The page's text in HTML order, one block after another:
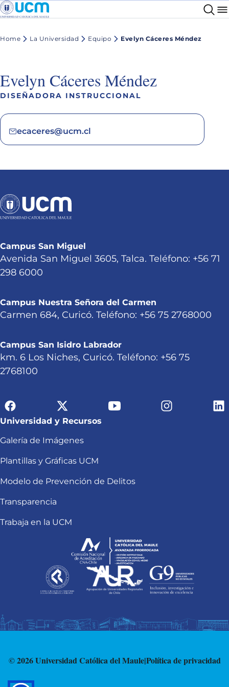
Home La Universidad Equipo Evelyn Cáceres Méndez
Evelyn Cáceres Méndez
DISEÑADORA INSTRUCCIONAL
ecaceres@ucm.cl
Campus San Miguel
Avenida San Miguel 3605, Talca. Teléfono: +56 71
298 6000
Campus Nuestra Señora del Carmen
Carmen 684, Curicó. Teléfono: +56 75 2768000
Campus San Isidro Labrador
km. 6 Los Niches, Curicó. Teléfono: +56 75
2768100
Universidad y Recursos
Galería de Imágenes
Plantillas y Gráficas UCM
Modelo de Prevención de Delitos
Transparencia
Trabaja en la UCM
© 2026 Universidad Católica del Maule|Política de privacidad